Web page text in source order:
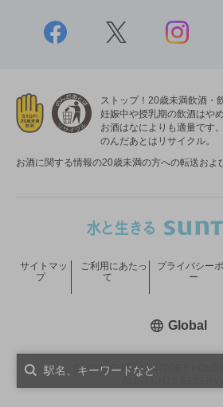
ストップ！20歳未満飲酒・
妊娠中や授乳期の飲酒はや
お酒はなによりも適量です。
のんだあとはリサイクル。
お酒に関する情報の20歳未満の方への転送およ
COPYRIGHT © SUNTORY
サイトマッ
プ
ご利用にあたっ
て
プライバシー
ー
Global新